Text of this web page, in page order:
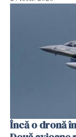
Încă o dronă